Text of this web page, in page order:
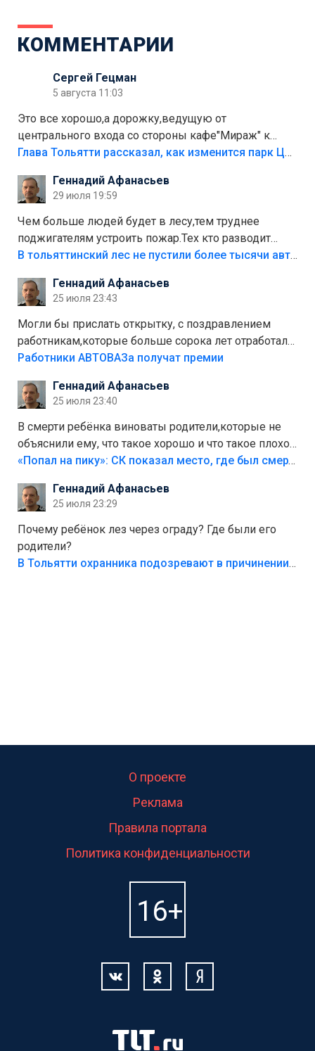
КОММЕНТАРИИ
Сергей Гецман
5 августа 11:03
Это все хорошо,а дорожку,ведущую от
центрального входа со стороны кафе"Мираж" к
аттракционам слабо доделать?А то бордюры
лежала в парке и испортилась.Да еще,видимо,часть
украли.
Глава Тольятти рассказал, как изменится парк Центрального района
Геннадий Афанасьев
29 июля 19:59
Чем больше людей будет в лесу,тем труднее
поджигателям устроить пожар.Тех кто разводит
костры,тех надо безбожно штрафовать.Камер полно
Штрафы мизерные.
В тольяттинский лес не пустили более тысячи автомобилей
Геннадий Афанасьев
25 июля 23:43
Могли бы прислать открытку, с поздравлением
работникам,которые больше сорока лет отработали
на предприятии.
Работники АВТОВАЗа получат премии
Геннадий Афанасьев
25 июля 23:40
В смерти ребёнка виноваты родители,которые не
объяснили ему, что такое хорошо и что такое плохо!
Лезть через такой забор,верх безумия,есть же
свою судьбу.
«Попал на пику»: СК показал место, где был смертельно травмирован ребенок в Тольятти
Геннадий Афанасьев
25 июля 23:29
Почему ребёнок лез через ограду? Где были его
родители?
В Тольятти охранника подозревают в причинении смерти ребенку
О проекте
Реклама
Правила портала
Политика конфиденциальности